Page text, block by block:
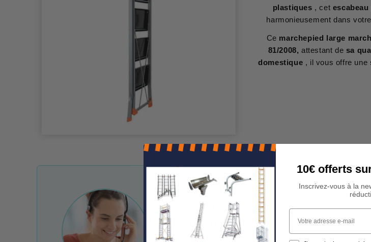
plastiques , cet
harmonieusement dans
Ce marchepied large
81/2008, attestant de sa
domestique , il vous offre une
Une question ? Un conseil ?
Nos conseillers sont à votre écoute !
Notre service client est à votre disposition du lundi au
10€ offerts
Inscrivez-vous à la
Votre adresse e-mail